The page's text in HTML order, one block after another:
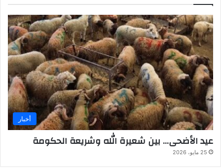
أخبار
عيد الأضحى… بين شعيرة الله وشريعة الحكومة
25 مايو، 2026